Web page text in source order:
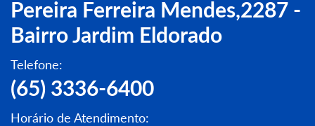
Pereira Ferreira Mendes,2287 -
Bairro Jardim Eldorado
Telefone:
(65) 3336-6400
Horário de Atendimento: